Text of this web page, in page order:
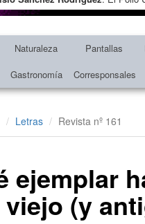
Naturaleza Pantallas
Gastronomía Corresponsales
Letras Revista nº 161
ejemplar
(y